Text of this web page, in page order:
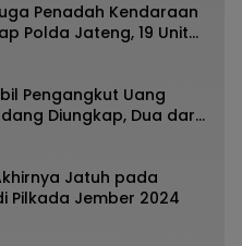
Penadah Kendaraan
Polda Jateng, 19 Unit
Pengangkut Uang
Diungkap, Dua dari
Oknum Polisi
Jatuh pada
Pilkada Jember 2024